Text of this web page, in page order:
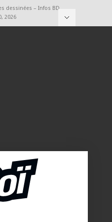
dessinées – Infos BD,
2026